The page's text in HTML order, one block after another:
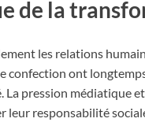
de la
les relations
confection ont
La pression médiatique
leur responsabilité